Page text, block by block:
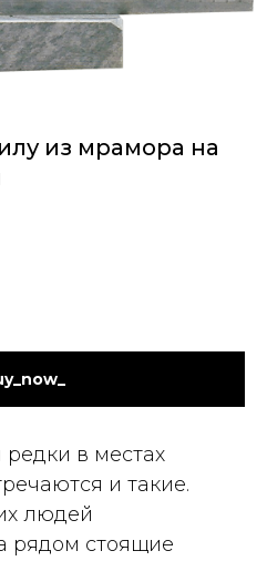
из мрамора на
в местах
и такие.
людей
рядом стоящие